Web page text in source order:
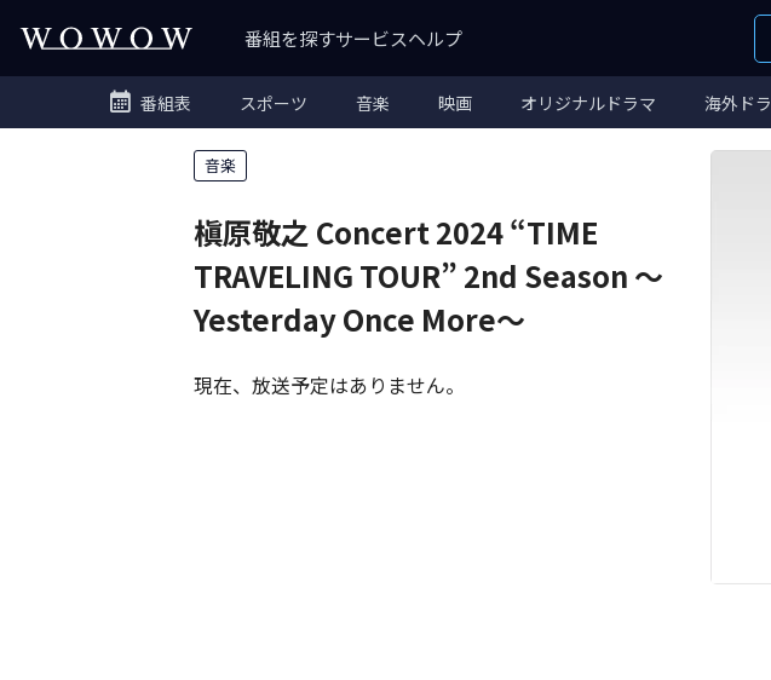
番組を探すサービスヘルプ
番組表 スポーツ 音楽 映画 オリジナルドラマ 海外ド
音楽
槇原敬之 Concert 2024 “TIME
TRAVELING TOUR” 2nd Season ～
Yesterday Once More～
現在、放送予定はありません。